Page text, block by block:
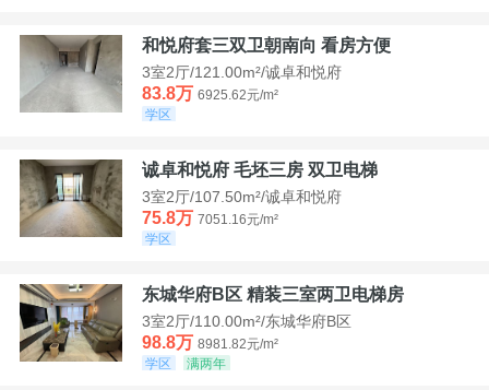
和悦府套三双卫朝南向 看房方便
3室2厅/121.00m²/诚卓和悦府
83.8万 6925.62元/m²
学区
诚卓和悦府 毛坯三房 双卫电梯
3室2厅/107.50m²/诚卓和悦府
75.8万 7051.16元/m²
学区
东城华府B区 精装三室两卫电梯房
3室2厅/110.00m²/东城华府B区
98.8万 8981.82元/m²
学区
满两年